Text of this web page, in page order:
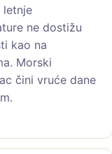
letnje
ne dostižu
kao na
Morski
čini vruće dane